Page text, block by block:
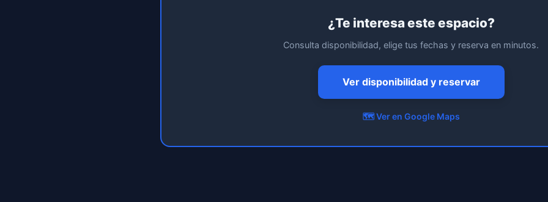
¿Te interesa este espacio?
Consulta disponibilidad, elige tus fechas y reserva en minutos.
Ver disponibilidad y reservar
🗺️ Ver en Google Maps